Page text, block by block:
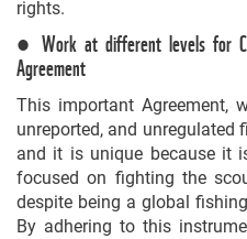
rights.
● Work at different levels for
Agreement
This important Agreement,
unreported, and unregulated
and it is unique because it
focused on fighting the
despite being a global
By adhering to this